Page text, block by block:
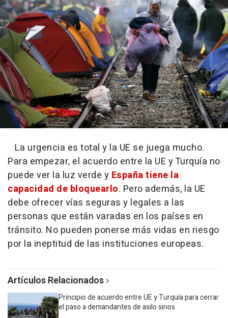
La urgencia es total y la UE se juega mucho.
Para empezar, el acuerdo entre la UE y Turquía no
puede ver la luz verde y España tiene la
capacidad de bloquearlo. Pero además, la UE
debe ofrecer vías seguras y legales a las
personas que están varadas en los países en
tránsito. No pueden ponerse más vidas en riesgo
por la ineptitud de las instituciones europeas.
Artículos Relacionados
Principio de acuerdo entre UE y Turquía para cerrar
el paso a demandantes de asilo sirios